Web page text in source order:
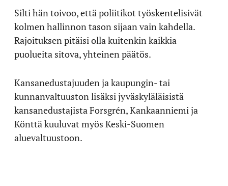
Silti hän toivoo, että poliitikot työskentelisivät
kolmen hallinnon tason sijaan vain kahdella.
Rajoituksen pitäisi olla kuitenkin kaikkia
puolueita sitova, yhteinen päätös.
Kansanedustajuuden ja kaupungin- tai
kunnanvaltuuston lisäksi jyväskyläläisistä
kansanedustajista Forsgrén, Kankaanniemi ja
Könttä kuuluvat myös Keski-Suomen
aluevaltuustoon.